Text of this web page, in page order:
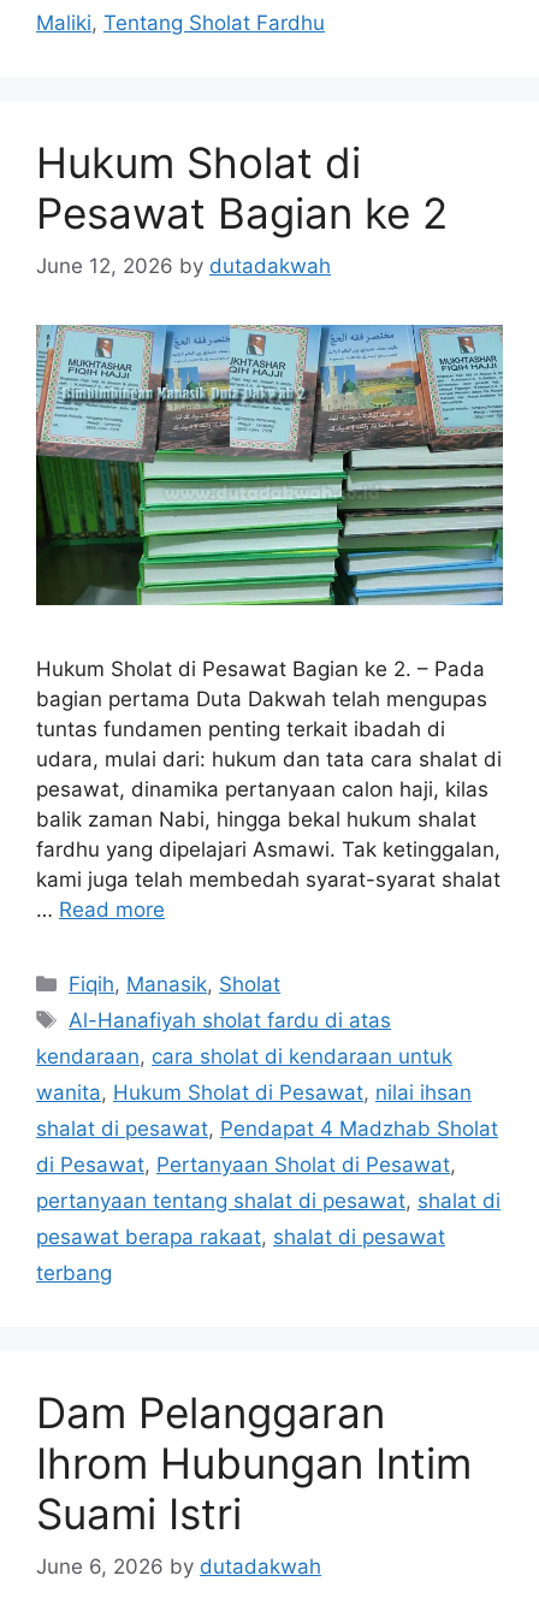
Maliki, Tentang Sholat Fardhu
Hukum Sholat di
Pesawat Bagian ke 2
June 12, 2026 by dutadakwah
Hukum Sholat di Pesawat Bagian ke 2. – Pada
bagian pertama Duta Dakwah telah mengupas
tuntas fundamen penting terkait ibadah di
udara, mulai dari: hukum dan tata cara shalat di
pesawat, dinamika pertanyaan calon haji, kilas
balik zaman Nabi, hingga bekal hukum shalat
fardhu yang dipelajari Asmawi. Tak ketinggalan,
kami juga telah membedah syarat-syarat shalat
… Read more
Categories
Fiqih, Manasik, Sholat
Tags
Al-Hanafiyah sholat fardu di atas
kendaraan, cara sholat di kendaraan untuk
wanita, Hukum Sholat di Pesawat, nilai ihsan
shalat di pesawat, Pendapat 4 Madzhab Sholat
di Pesawat, Pertanyaan Sholat di Pesawat,
pertanyaan tentang shalat di pesawat, shalat di
pesawat berapa rakaat, shalat di pesawat
terbang
Dam Pelanggaran
Ihrom Hubungan Intim
Suami Istri
June 6, 2026 by dutadakwah